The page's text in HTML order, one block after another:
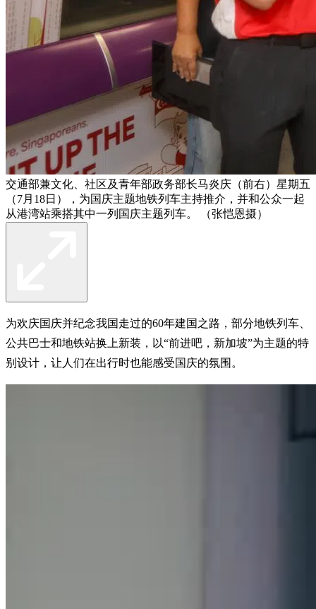
交通部兼文化、社区及青年部政务部长马炎庆（前右）星期五
（7月18日），为国庆主题地铁列车主持推介，并和公众一起
从港湾站乘搭其中一列国庆主题列车。 （张恺恩摄）
为欢庆国庆并纪念我国走过的60年建国之路，部分地铁列车、
公共巴士和地铁站换上新装，以“前进吧，新加坡”为主题的特
别设计，让人们在出行时也能感受国庆的氛围。